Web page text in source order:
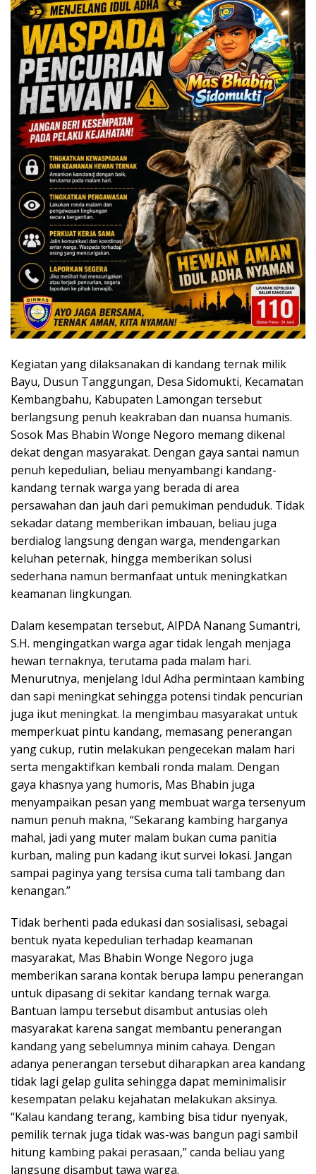
Kegiatan yang dilaksanakan di kandang ternak milik
Bayu, Dusun Tanggungan, Desa Sidomukti, Kecamatan
Kembangbahu, Kabupaten Lamongan tersebut
berlangsung penuh keakraban dan nuansa humanis.
Sosok Mas Bhabin Wonge Negoro memang dikenal
dekat dengan masyarakat. Dengan gaya santai namun
penuh kepedulian, beliau menyambangi kandang-
kandang ternak warga yang berada di area
persawahan dan jauh dari pemukiman penduduk. Tidak
sekadar datang memberikan imbauan, beliau juga
berdialog langsung dengan warga, mendengarkan
keluhan peternak, hingga memberikan solusi
sederhana namun bermanfaat untuk meningkatkan
keamanan lingkungan.
Dalam kesempatan tersebut, AIPDA Nanang Sumantri,
S.H. mengingatkan warga agar tidak lengah menjaga
hewan ternaknya, terutama pada malam hari.
Menurutnya, menjelang Idul Adha permintaan kambing
dan sapi meningkat sehingga potensi tindak pencurian
juga ikut meningkat. Ia mengimbau masyarakat untuk
memperkuat pintu kandang, memasang penerangan
yang cukup, rutin melakukan pengecekan malam hari
serta mengaktifkan kembali ronda malam. Dengan
gaya khasnya yang humoris, Mas Bhabin juga
menyampaikan pesan yang membuat warga tersenyum
namun penuh makna, “Sekarang kambing harganya
mahal, jadi yang muter malam bukan cuma panitia
kurban, maling pun kadang ikut survei lokasi. Jangan
sampai paginya yang tersisa cuma tali tambang dan
kenangan.”
Tidak berhenti pada edukasi dan sosialisasi, sebagai
bentuk nyata kepedulian terhadap keamanan
masyarakat, Mas Bhabin Wonge Negoro juga
memberikan sarana kontak berupa lampu penerangan
untuk dipasang di sekitar kandang ternak warga.
Bantuan lampu tersebut disambut antusias oleh
masyarakat karena sangat membantu penerangan
kandang yang sebelumnya minim cahaya. Dengan
adanya penerangan tersebut diharapkan area kandang
tidak lagi gelap gulita sehingga dapat meminimalisir
kesempatan pelaku kejahatan melakukan aksinya.
“Kalau kandang terang, kambing bisa tidur nyenyak,
pemilik ternak juga tidak was-was bangun pagi sambil
hitung kambing pakai perasaan,” canda beliau yang
langsung disambut tawa warga.